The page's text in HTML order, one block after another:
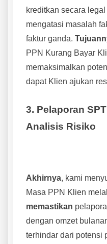
kreditkan secara legal
mengatasi masalah
faktur ganda.
PPN Kurang Bayar
memaksimalkan
dapat Klien ajukan
3. Pelaporan
Analisis Risiko
Akhirnya, kami
Masa PPN Klien
memastikan
dengan omzet
terhindar dari potensi